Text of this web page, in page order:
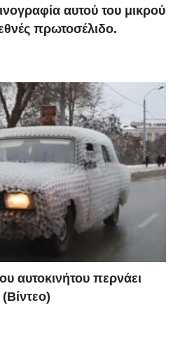
αυτού του μικρού
πρωτοσέλιδο.
αυτοκινήτου περνάει